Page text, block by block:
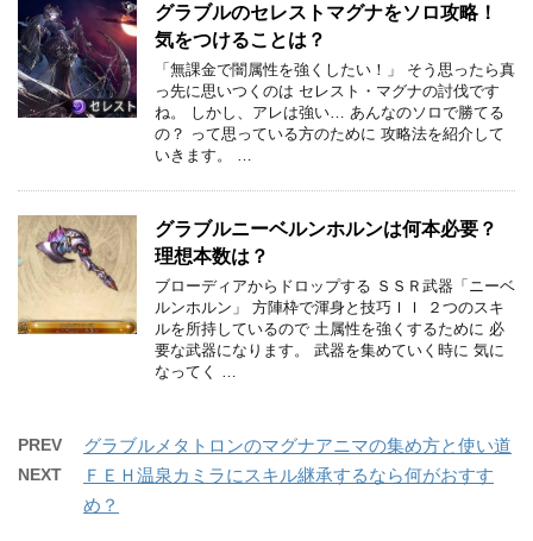
グラブルのセレストマグナをソロ攻略！
気をつけることは？
「無課金で闇属性を強くしたい！」 そう思ったら真
っ先に思いつくのは セレスト・マグナの討伐です
ね。 しかし、アレは強い… あんなのソロで勝てる
の？ って思っている方のために 攻略法を紹介して
いきます。 …
グラブルニーベルンホルンは何本必要？
理想本数は？
ブローディアからドロップする ＳＳＲ武器「ニーベ
ルンホルン」 方陣枠で渾身と技巧ＩＩ ２つのスキ
ルを所持しているので 土属性を強くするために 必
要な武器になります。 武器を集めていく時に 気に
なってく …
PREV グラブルメタトロンのマグナアニマの集め方と使い道
NEXT
ＦＥＨ温泉カミラにスキル継承するなら何がおすす
め？